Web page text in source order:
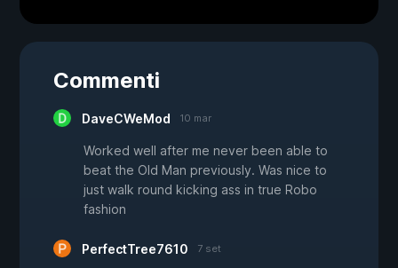
Commenti
DaveCWeMod 10 mar
Worked well after me never been able to
beat the Old Man previously. Was nice to
just walk round kicking ass in true Robo
fashion
PerfectTree7610 7 set